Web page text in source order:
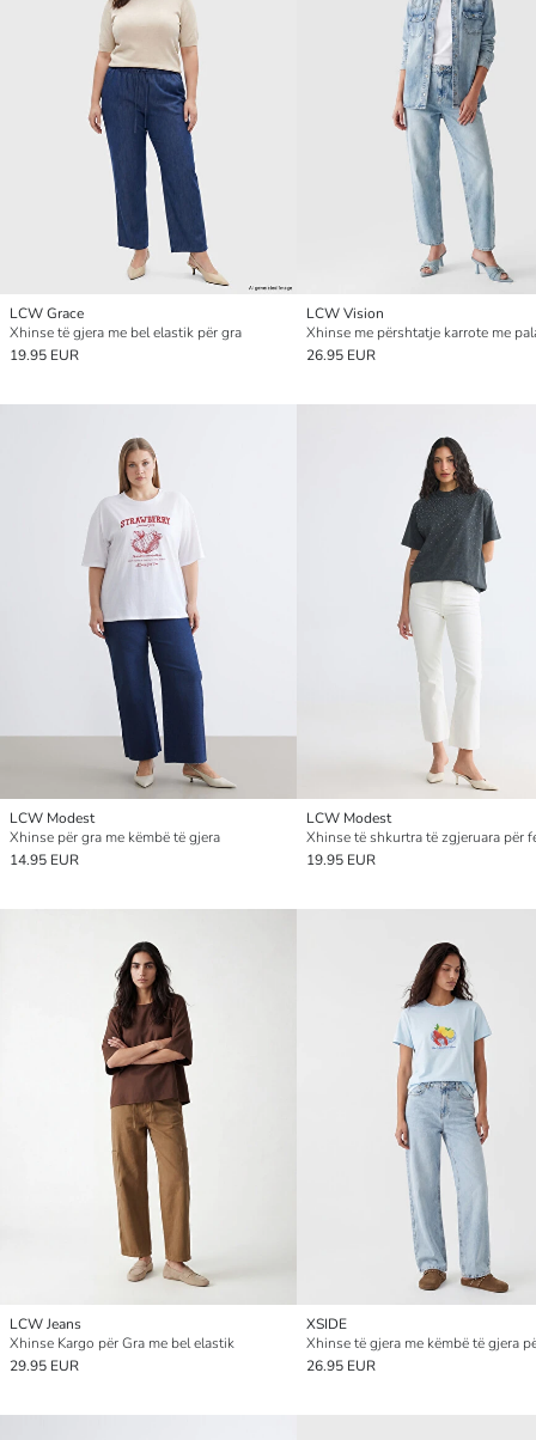
LCW Grace
Xhinse të gjera me bel elastik për gra
19.95 EUR
LCW Vision
26.95 EUR
LCW Modest
Xhinse për gra me këmbë të gjera
14.95 EUR
LCW Modest
Xhinse të shkurtra të zgjeruara për
19.95 EUR
LCW Jeans
Xhinse Kargo për Gra me bel elastik
29.95 EUR
XSIDE
Xhinse të gjera me këmbë të gjera
26.95 EUR